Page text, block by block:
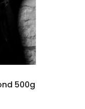
500g